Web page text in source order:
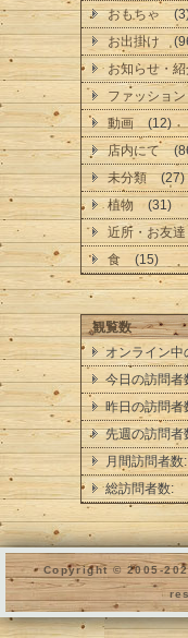
おもちゃ
お出掛け
お知らせ・
ファッション
動画
(12)
店内にて
未分類
(27)
植物
(31)
近所・お友達
食
(15)
観覧数
オンライン中
今日の訪問者
昨日の訪問者
先週の訪問者
月間訪問者数:
総訪問者数:
Copyright © 2005-